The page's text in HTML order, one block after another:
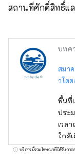
สถานที่ศักดิ์สิทธิ์แ
บทค
สมา
วโต
พื้นที่
ประ
เวล
ใกล้
บรรย
บริการนี้รวมโฆษณาที่ได้รับการ